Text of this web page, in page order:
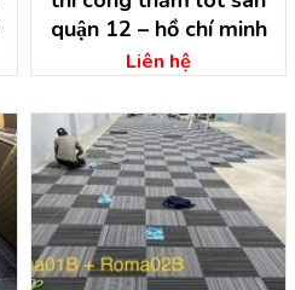
quận 12 – hồ chí minh
Liên hệ